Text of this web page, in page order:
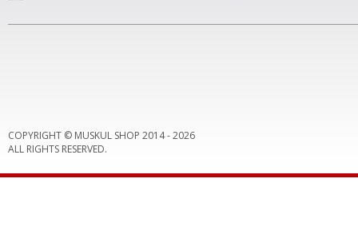
COPYRIGHT © MUSKUL SHOP 2014 -2026
ALL RIGHTS RESERVED.